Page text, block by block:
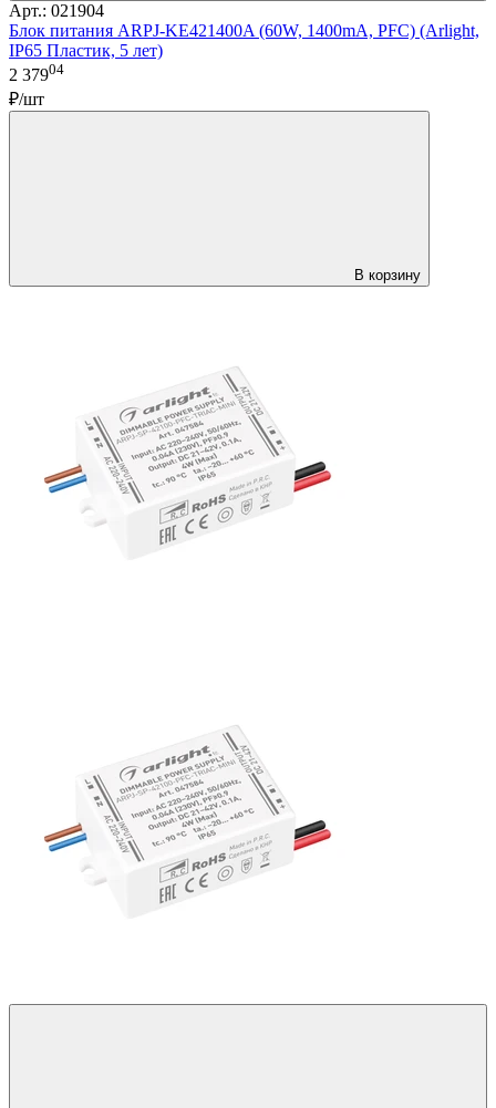
Арт.: 021904
Блок питания ARPJ-KE421400A (60W, 1400mA, PFC) (Arlight,
IP65 Пластик, 5 лет)
2 37904
₽/шт
В корзину